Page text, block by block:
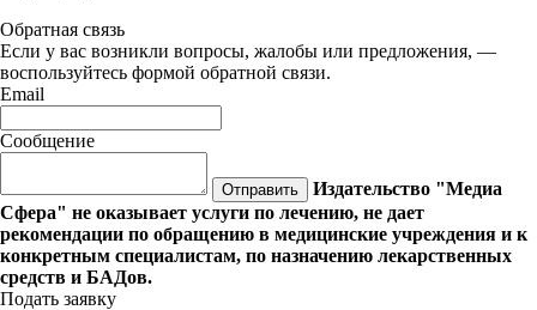
Обратная связь
Если у вас возникли вопросы, жалобы или предложения, —
воспользуйтесь формой обратной связи.
Email
Сообщение
Отправить
Издательство "Медиа
Сфера" не оказывает услуги по лечению, не дает
рекомендации по обращению в медицинские учреждения и к
конкретным специалистам, по назначению лекарственных
средств и БАДов.
Подать заявку